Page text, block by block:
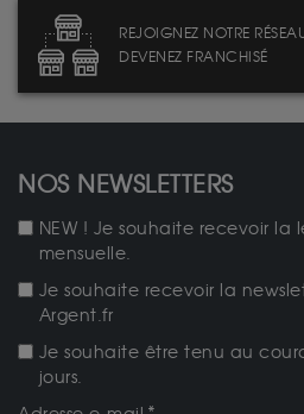
REJOIGNEZ NOTRE
DEVENEZ FRANCHISÉ
NOS NEWSLETTERS
NEW ! Je souhaite recevoir
mensuelle.
Je souhaite recevoir la
Argent.fr
Je souhaite être tenu au
jours.